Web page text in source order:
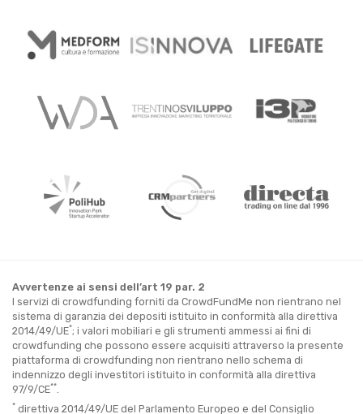
Avvertenze ai sensi dell’art 19 par. 2
I servizi di crowdfunding forniti da CrowdFundMe non rientrano nel
sistema di garanzia dei depositi istituito in conformità alla direttiva
2014/49/UE*; i valori mobiliari e gli strumenti ammessi ai fini di
crowdfunding che possono essere acquisiti attraverso la presente
piattaforma di crowdfunding non rientrano nello schema di
indennizzo degli investitori istituito in conformità alla direttiva
97/9/CE**
* direttiva 2014/49/UE del Parlamento Europeo e del Consiglio